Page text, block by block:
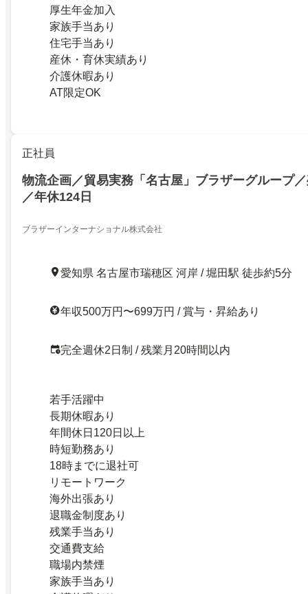
厚生年金加入
家族手当あり
住宅手当あり
産休・育休実績あり
介護休暇あり
AT限定OK
正社員
物流企画／貿易実務「名古屋」ブラザーグループ
／年休124日
ブラザーインターナショナル株式会社
愛知県 名古屋市瑞穂区 河岸 / 堀田駅 徒歩約5分
年収500万円〜699万円 / 賞与・昇給あり
完全週休2日制 / 残業月20時間以内
若手活躍中
長期休暇あり
年間休日120日以上
時短勤務あり
18時までに退社可
リモートワーク
海外出張あり
退職金制度あり
残業手当あり
交通費支給
職場内禁煙
家族手当あり